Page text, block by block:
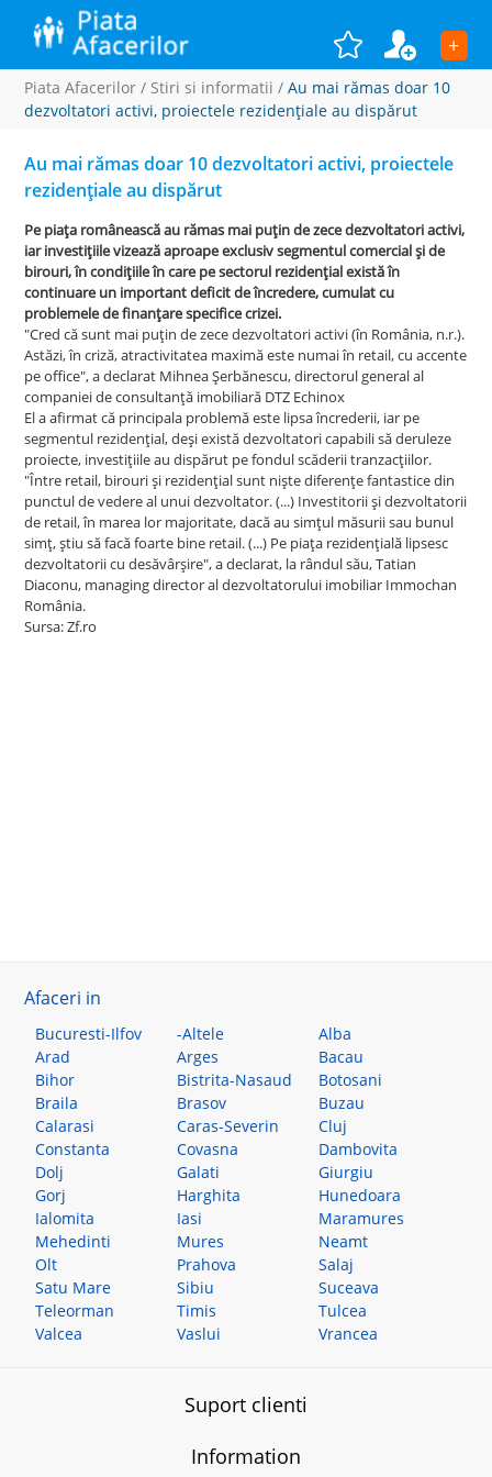
+
Piata Afacerilor / Stiri si informatii /Au mai rămas doar 10
dezvoltatori activi, proiectele rezidenţiale au dispărut
Au mai rămas doar 10 dezvoltatori activi, proiectele
rezidenţiale au dispărut
Pe piaţa românească au rămas mai puţin de zece dezvoltatori activi,
iar investiţiile vizează aproape exclusiv segmentul comercial şi de
birouri, în condiţiile în care pe sectorul rezidenţial există în
continuare un important deficit de încredere, cumulat cu
problemele de finanţare specifice crizei.
"Cred că sunt mai puţin de zece dezvoltatori activi (în România, n.r.).
Astăzi, în criză, atractivitatea maximă este numai în retail, cu accente
pe office", a declarat Mihnea Şerbănescu, directorul general al
companiei de consultanţă imobiliară DTZ Echinox
El a afirmat că principala problemă este lipsa încrederii, iar pe
segmentul rezidenţial, deşi există dezvoltatori capabili să deruleze
proiecte, investiţiile au dispărut pe fondul scăderii tranzacţiilor.
"Între retail, birouri şi rezidenţial sunt nişte diferenţe fantastice din
punctul de vedere al unui dezvoltator. (...) Investitorii şi dezvoltatorii
de retail, în marea lor majoritate, dacă au simţul măsurii sau bunul
simţ, ştiu să facă foarte bine retail. (...) Pe piaţa rezidenţială lipsesc
dezvoltatorii cu desăvârşire", a declarat, la rândul său, Tatian
Diaconu, managing director al dezvoltatorului imobiliar Immochan
România.
Sursa:Zf.ro
Afaceri in
Bucuresti-Ilfov -Altele
Alba
Arad
Arges
Bacau
Bihor
Bistrita-Nasaud
Botosani
Braila
Brasov
Buzau
Calarasi
Caras-Severin
Cluj
Constanta
Covasna
Dambovita
Dolj
Galati
Giurgiu
Gorj
Harghita
Hunedoara
Ialomita
Iasi
Maramures
Mehedinti
Mures
Neamt
Olt
Prahova
Salaj
Satu Mare
Sibiu
Suceava
Teleorman
Timis
Tulcea
Valcea
Vaslui Vrancea
Suport clienti
Information